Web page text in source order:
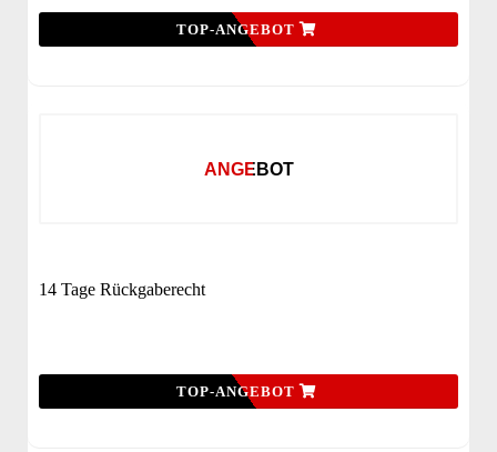
TOP-ANGEBOT
ANGEBOT
14 Tage Rückgaberecht
TOP-ANGEBOT